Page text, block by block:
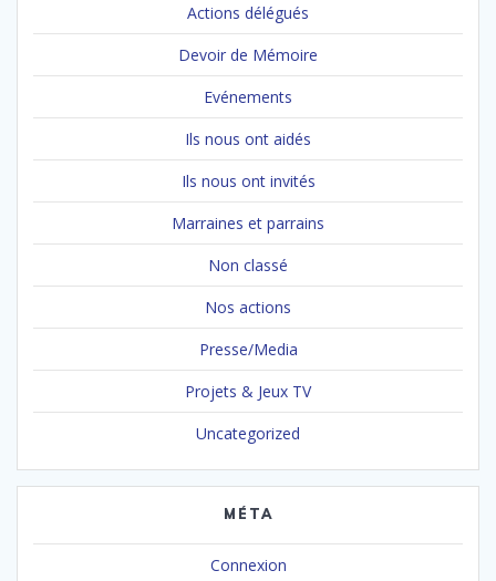
Actions délégués
Devoir de Mémoire
Evénements
Ils nous ont aidés
Ils nous ont invités
Marraines et parrains
Non classé
Nos actions
Presse/Media
Projets & Jeux TV
Uncategorized
MÉTA
Connexion